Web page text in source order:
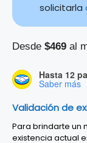
solicitarla
Desde $469 al
Hasta 12
Saber más
Validación de
Para brindarte un
existencia actual